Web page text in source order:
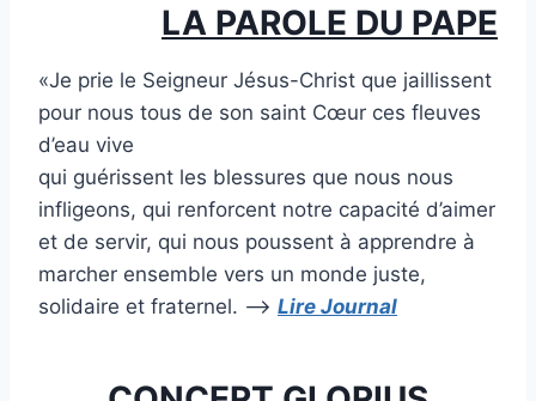
LA PAROLE DU PAPE
«Je prie le Seigneur Jésus-Christ que jaillissent
pour nous tous de son saint Cœur ces fleuves
d’eau vive
qui guérissent les blessures que nous nous
infligeons, qui renforcent notre capacité d’aimer
et de servir, qui nous poussent à apprendre à
marcher ensemble vers un monde juste,
solidaire et fraternel. —> Lire Journal